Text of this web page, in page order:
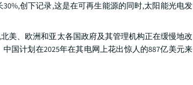
创下记录,这是在可再生能源的同时,太阳能光电发
美、欧洲和亚太各国政府及其管理机构正在缓慢地改
国计划在2025年在其电网上花出惊人的887亿美元来